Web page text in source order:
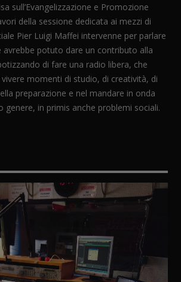
sull’Evangelizzazione e Promozione
della sessione dedicata ai mezzi di
Pier Luigi Maffei intervenne per parlare
avrebbe potuto dare un contributo alla
di fare una radio libera, che
momenti di studio, di creatività, di
preparazione e nel mandare in onda
genere, in primis anche problemi sociali.